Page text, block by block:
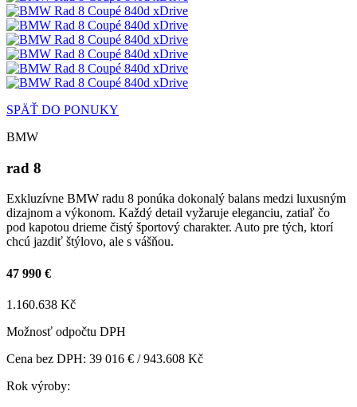
SPÄŤ DO PONUKY
BMW
rad 8
Exkluzívne BMW radu 8 ponúka dokonalý balans medzi luxusným
dizajnom a výkonom. Každý detail vyžaruje eleganciu, zatiaľ čo
pod kapotou drieme čistý športový charakter. Auto pre tých, ktorí
chcú jazdiť štýlovo, ale s vášňou.
47 990 €
1.160.638 Kč
Možnosť odpočtu DPH
Cena bez DPH: 39 016 € / 943.608 Kč
Rok výroby: